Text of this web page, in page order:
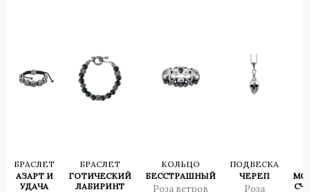
БРАСЛЕТ
АЗАРТ И
УДАЧА
БРАСЛЕТ
ГОТИЧЕСКИЙ
ЛАБИРИНТ
КОЛЬЦО
БЕССТРАШНЫЙ
Роза ветров
ПОДВЕСКА
ЧЕРЕП
Роза